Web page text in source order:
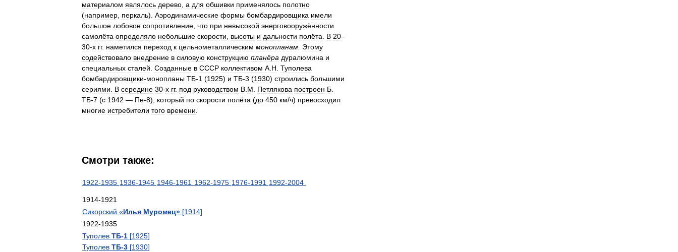
материалом являлось дерево а для обшивки применялось полотно
(например перкаль). Аэродинамические формы бомбардировщика имели
большое лобовое сопротивление что при невысокой энерговооружённости
самолёта определяло небольшие скорости высоты и дальности полёта В 20–
30-х гг. наметился переход к цельнометаллическим монопланам Этому
содействовало внедрение в силовую конструкцию планёра дуралюмина и
специальных сталей Созданные в СССР коллективом А Н Туполева
бомбардировщики-монопланы ТБ-1 (1925) и ТБ-3 (1930) строились большими
сериями
В середине 30-х гг. под руководством В М Петлякова построен Б
ТБ-7 (с 1942 — Пе-8), который по скорости полёта (до 450 км/ч) превосходил
многие истребители того времени
Смотри также:
1922-1935 1936-1945 1946-1961 1962-1975 1976-1991 1992-2004
1914-1921
Сикорский «Илья Муромец» [1914]
1922-1935
Туполев ТБ-1 [1925]
Туполев ТБ-3 [1930]